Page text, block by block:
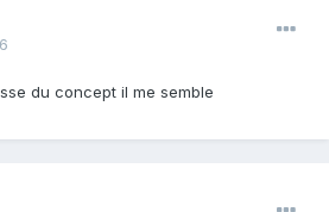
du concept il me semble